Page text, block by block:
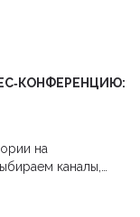
на
каналы,